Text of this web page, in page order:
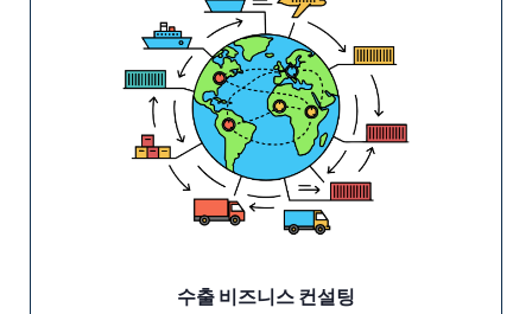
수출 비즈니스 컨설팅